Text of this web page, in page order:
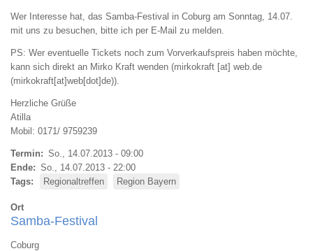
Wer Interesse hat, das Samba-Festival in Coburg am Sonntag, 14.07.
mit uns zu besuchen, bitte ich per E-Mail zu melden.
PS: Wer eventuelle Tickets noch zum Vorverkaufspreis haben möchte,
kann sich direkt an Mirko Kraft wenden (mirkokraft [at] web.de
(mirkokraft[at]web[dot]de)).
Herzliche Grüße
Atilla
Mobil: 0171/ 9759239
Termin
So., 14.07.2013 - 09:00
Ende
So., 14.07.2013 - 22:00
Tags
Regionaltreffen Region Bayern
Ort
Samba-Festival
Coburg